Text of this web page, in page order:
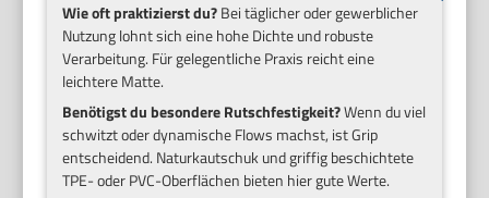
Wie oft praktizierst du?Bei täglicher oder gewerblicher
Nutzung lohnt sich eine hohe Dichte und robuste
Verarbeitung. Für gelegentliche Praxis reicht eine
leichtere Matte.
Benötigst du besondere Rutschfestigkeit?Wenn du viel
schwitzt oder dynamische Flows machst, ist Grip
entscheidend. Naturkautschuk und griffig beschichtete
TPE- oder PVC-Oberflächen bieten hier gute Werte.